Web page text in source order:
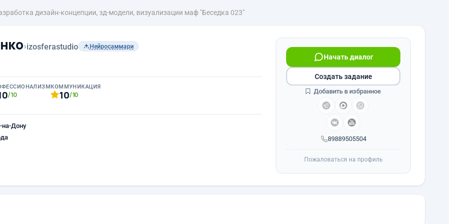
дизайн-концепции, зд-модели, визуализации маф "Беседка 023"
›izosferastudio Нейросаммари
/10
КОММУНИКАЦИЯ
10/10
на-Дону
89889505504
Начать диалог
Создать задание
Добавить в избранное
Пожаловаться на профиль